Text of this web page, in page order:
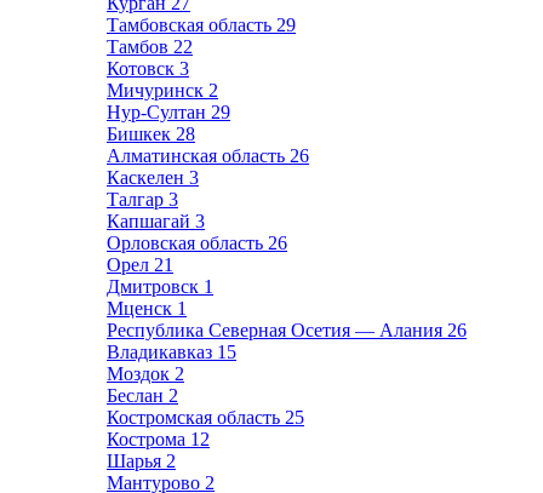
Тамбовская область 29
Тамбов 22
Котовск 3
Мичуринск 2
Нур-Султан 29
Бишкек 28
Алматинская область 26
Каскелен 3
Талгар 3
Капшагай 3
Орловская область 26
Орел 21
Дмитровск 1
Мценск 1
Республика Северная Осетия — Алания 26
Владикавказ 15
Моздок 2
Беслан 2
Костромская область 25
Кострома 12
Шарья 2
Мантурово 2